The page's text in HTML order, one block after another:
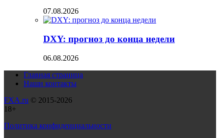
07.08.2026
DXY: прогноз до конца недели
06.08.2026
Главная страница
Наши контакты
FXA.ru © 2015-2026
18+
Политика конфиденциальности